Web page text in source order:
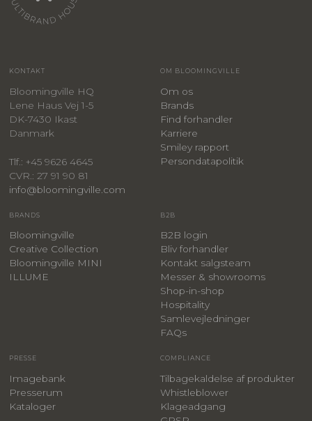
KONTAKT
Bloomingville HQ
Lene Haus Vej 1-5
DK-7430 Ikast
Danmark
Tlf.: +45 9626 4645
CVR.: 27 91 90 81
info@bloomingville.com
OM BLOOMINGVILLE
Om os
Brands
Find forhandler
Karriere
Smiley rapport
Persondatapolitik
BRANDS
Bloomingville
Creative Collection
Bloomingville MINI
ILLUME
B2B
B2B login
Bliv forhandler
Kontakt salgsteam
Messer & showrooms
Shop-in-shop
Hospitality
Samlevejledninger
FAQs
PRESSE
Imagebank
Presserum
Kataloger
COMPLIANCE
Tilbagekaldelse af produkter
Whistleblower
Klageadgang